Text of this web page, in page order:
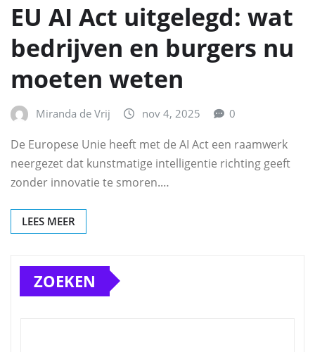
EU AI Act uitgelegd: wat
bedrijven en burgers nu
moeten weten
Miranda de Vrij nov 4, 2025 0
De Europese Unie heeft met de AI Act een raamwerk
neergezet dat kunstmatige intelligentie richting geeft
zonder innovatie te smoren.…
LEES MEER
ZOEKEN